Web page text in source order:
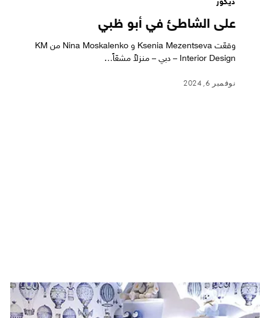
ديكور
على الشاطئ في أبو ظبي
وقعّت Ksenia Mezentseva و Nina Moskalenko من KM
Interior Design – دبي – منزلاً مشعّاً…
نوفمبر 6, 2024